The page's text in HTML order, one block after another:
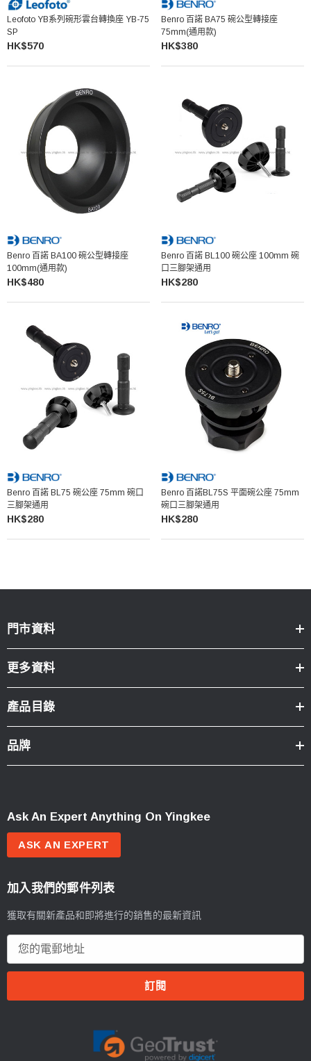
Leofoto YB系列碗形雲台轉換座 YB-75
SP
HK$570
Benro 百諾 BA75 碗公型轉接座
75mm(通用款)
HK$380
Benro 百諾 BA100 碗公型轉接座
100mm(通用款)
HK$480
Benro 百諾 BL100 碗公座 100mm 碗
口三腳架通用
HK$280
Benro 百諾 BL75 碗公座 75mm 碗口
三腳架通用
HK$280
Benro 百諾BL75S 平面碗公座 75mm
碗口三腳架通用
HK$280
門市資料
更多資料
產品目錄
品牌
Ask An Expert Anything On Yingkee
ASK AN EXPERT
加入我們的郵件列表
獲取有關新產品和即將進行的銷售的最新資訊
郵